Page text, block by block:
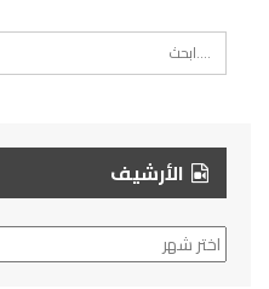
الأرشيف
الأرشيف